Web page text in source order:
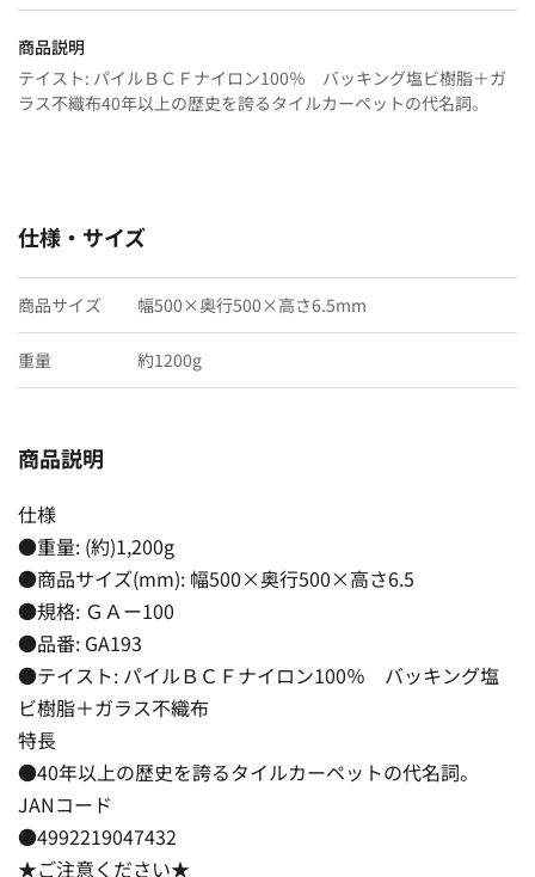
商品説明
テイスト: パイルＢＣＦナイロン100％ バッキング塩ビ樹脂＋ガ
ラス不織布40年以上の歴史を誇るタイルカーペットの代名詞。
仕様・サイズ
商品サイズ 幅500×奥行500×高さ6.5mm
重量 約1200g
商品説明
仕様
●重量: (約)1,200g
●商品サイズ(mm): 幅500×奥行500×高さ6.5
●規格: ＧＡー100
●品番: GA193
●テイスト: パイルＢＣＦナイロン100％ バッキング塩
ビ樹脂＋ガラス不織布
特長
●40年以上の歴史を誇るタイルカーペットの代名詞。
JANコード
●4992219047432
★ご注意ください★